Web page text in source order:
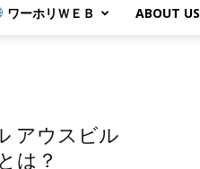
ワーホリＷＥＢ ABOUT US
アウスビル
は？